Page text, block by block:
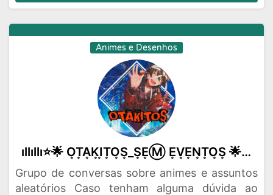
Animes e Desenhos
ıllıllı⭐🌟 O͙T͙A͙K͙I͙T͙O͙S͙_S͙E͙Ⓜ️ E͙V͙E͙N͙T͙O͙S͙ 🌟⭐ıllıllı
Grupo de conversas sobre animes e assuntos
aleatórios Caso tenham alguma dúvida ao